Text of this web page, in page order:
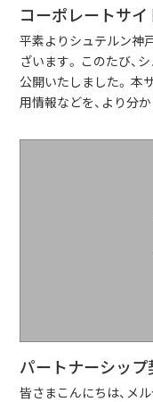
コーポレートサ
平素よりシュテルン神
ざいます。 このたび、
公開いたしました。 本
用情報などを、より分
パートナーシッ
皆さまこんにちは、メ